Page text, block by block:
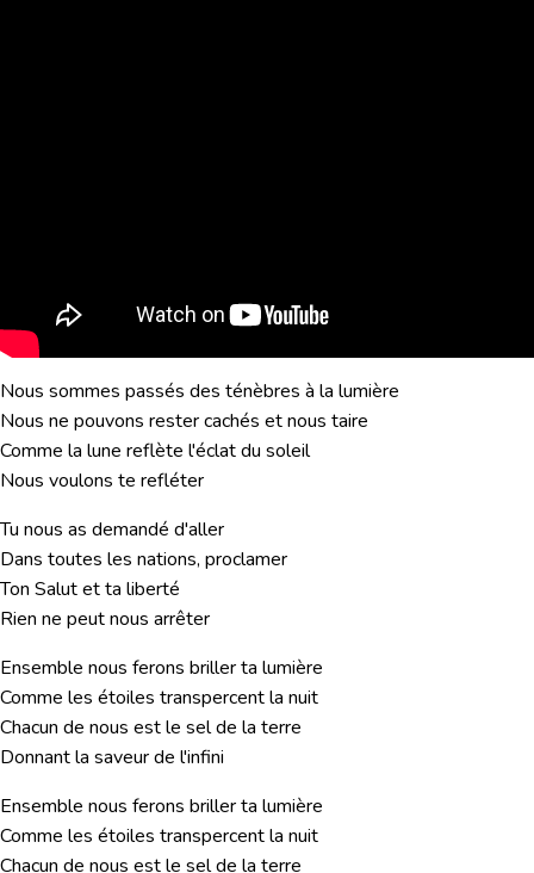
Nous sommes passés des ténèbres à la lumière
Nous ne pouvons rester cachés et nous taire
Comme la lune reflète l'éclat du soleil
Nous voulons te refléter
Tu nous as demandé d'aller
Dans toutes les nations, proclamer
Ton Salut et ta liberté
Rien ne peut nous arrêter
Ensemble nous ferons briller ta lumière
Comme les étoiles transpercent la nuit
Chacun de nous est le sel de la terre
Donnant la saveur de l'infini
Ensemble nous ferons briller ta lumière
Comme les étoiles transpercent la nuit
Chacun de nous est le sel de la terre